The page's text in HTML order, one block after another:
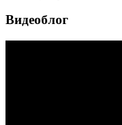
Видеоблог